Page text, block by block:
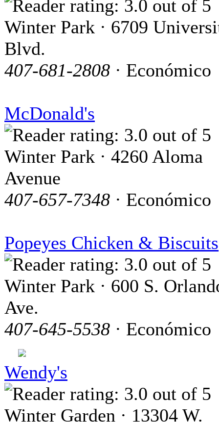
Winter Park · 6709
Blvd.
407-681-2808 · Económico
McDonald's
Winter Park · 4260 Aloma
Avenue
407-657-7348 · Económico
Popeyes Chicken & Biscuits
Winter Park · 600 S.
Ave.
407-645-5538 · Económico
Wendy's
Winter Garden · 13304 W.